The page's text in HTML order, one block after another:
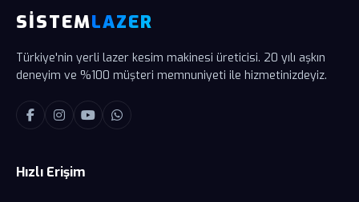
SİSTEMLAZER
Türkiye'nin yerli lazer kesim makinesi üreticisi. 20 yılı aşkın
deneyim ve %100 müşteri memnuniyeti ile hizmetinizdeyiz.
Hızlı Erişim